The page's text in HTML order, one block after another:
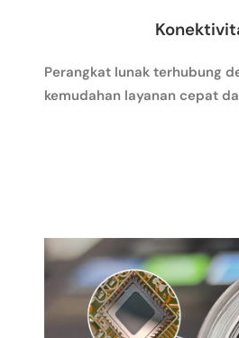
Perangkat lunak terhubung
kemudahan layanan cepat